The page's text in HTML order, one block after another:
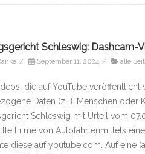
Schleswig: Dashcam-
/ September 11, 2024 / alle
die auf YouTube
Daten (z.B. Menschen oder
Schleswig mit Urteil vom
Filme von Autofahrtenmittels
diese auf youtube.com. Auf eine